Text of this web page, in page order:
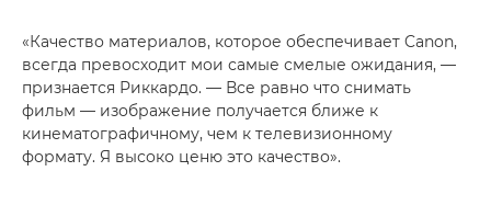
«Качество материалов, которое обеспечивает Canon,
всегда превосходит мои самые смелые ожидания, —
признается Риккардо. — Все равно что снимать
фильм — изображение получается ближе к
кинематографичному, чем к телевизионному
формату. Я высоко ценю это качество».